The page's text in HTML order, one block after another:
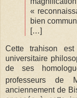
«
bien
[…]
Cette trahison
universitaire
de ses
professeurs de
anciennement de